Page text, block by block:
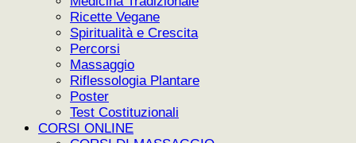
Ricette Vegane
Spiritualità e Crescita
Percorsi
Massaggio
Riflessologia Plantare
Poster
Test Costituzionali
CORSI ONLINE